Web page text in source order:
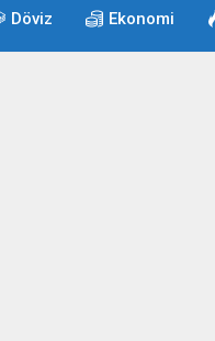
Döviz Ekonomi